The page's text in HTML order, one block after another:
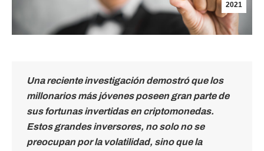
2021
Una reciente investigación demostró que los
millonarios más jóvenes poseen gran parte de
sus fortunas invertidas en criptomonedas.
Estos grandes inversores, no solo no se
preocupan por la volatilidad, sino que la